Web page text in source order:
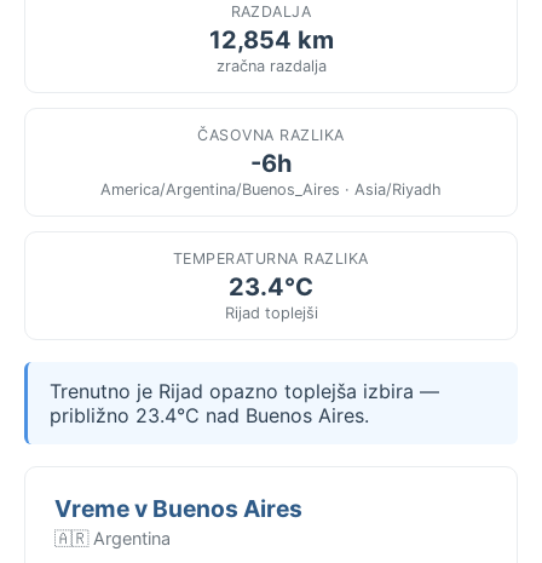
RAZDALJA
12,854 km
zračna razdalja
ČASOVNA RAZLIKA
-6h
America/Argentina/Buenos_Aires · Asia/Riyadh
TEMPERATURNA RAZLIKA
23.4°C
Rijad toplejši
Trenutno je Rijad opazno toplejša izbira —
približno 23.4°C nad Buenos Aires.
Vreme v Buenos Aires
🇦🇷 Argentina